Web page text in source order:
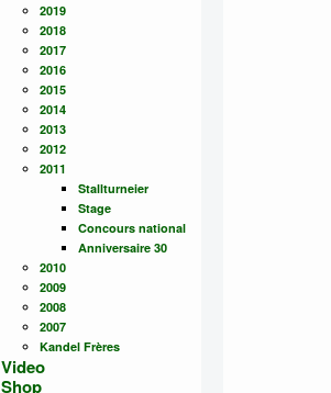
2019
2018
2017
2016
2015
2014
2013
2012
2011
Stallturneier
Stage
Concours national
Anniversaire 30
2010
2009
2008
2007
Kandel Frères
Video
Shop